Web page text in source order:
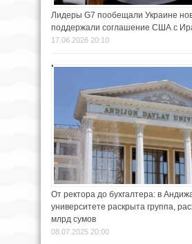
Лидеры G7 пообещали Украине
поддержали соглашение США с
17.06.2026 20:10
От ректора до бухгалтера: в
университете раскрыта группа,
млрд сумов
08.07.2025 20:00